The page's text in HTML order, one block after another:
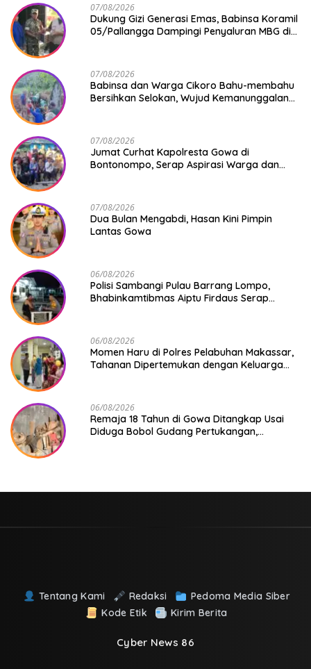
07/08/2026
Dukung Gizi Generasi Emas, Babinsa Koramil
05/Pallangga Dampingi Penyaluran MBG di
07/08/2026
Babinsa dan Warga Cikoro Bahu-membahu
Bersihkan Selokan, Wujud Kemanunggalan
07/08/2026
Jumat Curhat Kapolresta Gowa di
Bontonompo, Serap Aspirasi Warga dan
07/08/2026
Dua Bulan Mengabdi, Hasan Kini Pimpin
Lantas Gowa
06/08/2026
Polisi Sambangi Pulau Barrang Lompo,
Bhabinkamtibmas Aiptu Firdaus Serap
06/08/2026
Momen Haru di Polres Pelabuhan Makassar,
Tahanan Dipertemukan dengan Keluarga
06/08/2026
Remaja 18 Tahun di Gowa Ditangkap Usai
Diduga Bobol Gudang Pertukangan,
Tentang Kami Redaksi
Pedoma Media Siber
Kode Etik
Kirim Berita
Cyber News 86